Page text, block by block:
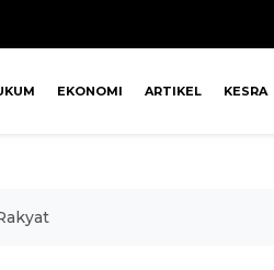
EKONOMI ARTIKEL KESRA